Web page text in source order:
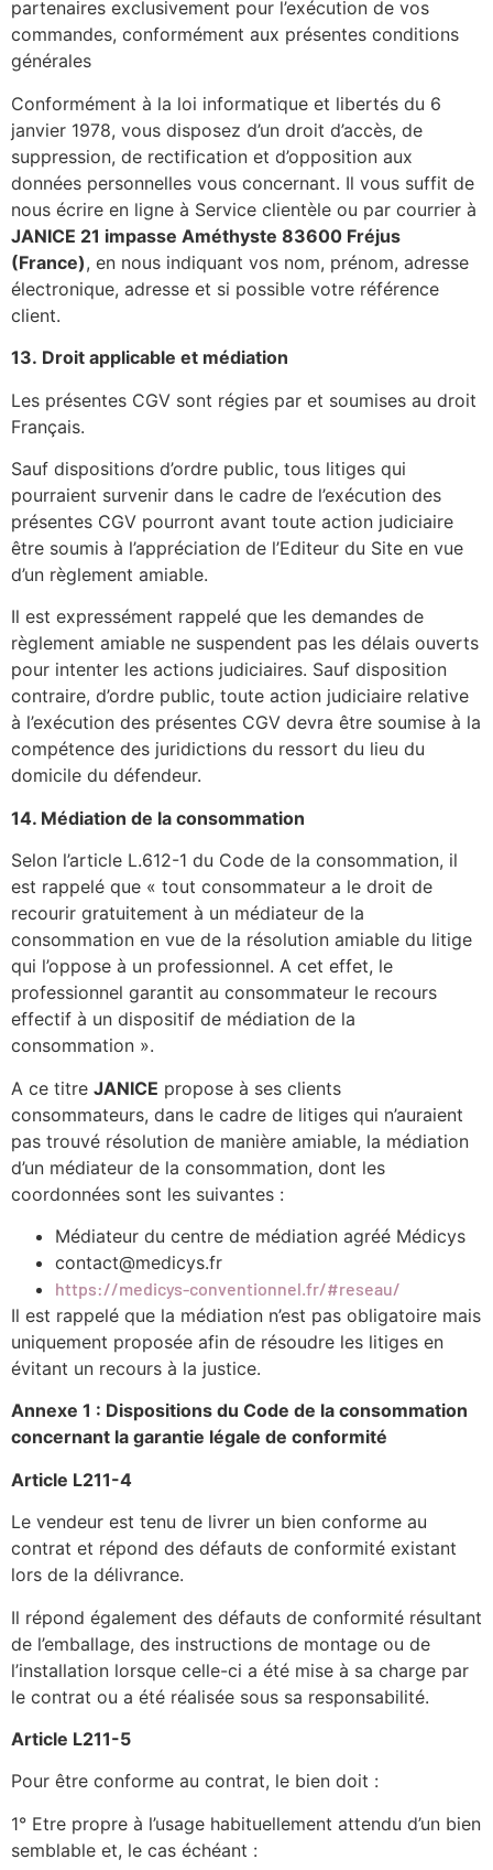
partenaires exclusivement pour l’exécution de vos
commandes, conformément aux présentes conditions
générales
Conformément à la loi informatique et libertés du 6
janvier 1978, vous disposez d’un droit d’accès, de
suppression, de rectification et d’opposition aux
données personnelles vous concernant. Il vous suffit de
nous écrire en ligne à Service clientèle ou par courrier à
JANICE 21 impasse Améthyste 83600 Fréjus
(France), en nous indiquant vos nom, prénom, adresse
électronique, adresse et si possible votre référence
client.
13. Droit applicable et médiation
Les présentes CGV sont régies par et soumises au droit
Français.
Sauf dispositions d’ordre public, tous litiges qui
pourraient survenir dans le cadre de l’exécution des
présentes CGV pourront avant toute action judiciaire
être soumis à l’appréciation de l’Editeur du Site en vue
d’un règlement amiable.
Il est expressément rappelé que les demandes de
règlement amiable ne suspendent pas les délais ouverts
pour intenter les actions judiciaires. Sauf disposition
contraire, d’ordre public, toute action judiciaire relative
à l’exécution des présentes CGV devra être soumise à la
compétence des juridictions du ressort du lieu du
domicile du défendeur.
14. Médiation de la consommation
Selon l’article L.612-1 du Code de la consommation, il
est rappelé que « tout consommateur a le droit de
recourir gratuitement à un médiateur de la
consommation en vue de la résolution amiable du litige
qui l’oppose à un professionnel. A cet effet, le
professionnel garantit au consommateur le recours
effectif à un dispositif de médiation de la
consommation ».
A ce titre JANICE propose à ses clients
consommateurs, dans le cadre de litiges qui n’auraient
pas trouvé résolution de manière amiable, la médiation
d’un médiateur de la consommation, dont les
coordonnées sont les suivantes :
Médiateur du centre de médiation agréé Médicys
contact@medicys.fr
https://medicys-conventionnel.fr/#reseau/
Il est rappelé que la médiation n’est pas obligatoire mais
uniquement proposée afin de résoudre les litiges en
évitant un recours à la justice.
Annexe 1 : Dispositions du Code de la consommation
concernant la garantie légale de conformité
Article L211-4
Le vendeur est tenu de livrer un bien conforme au
contrat et répond des défauts de conformité existant
lors de la délivrance.
Il répond également des défauts de conformité résultant
de l’emballage, des instructions de montage ou de
l’installation lorsque celle-ci a été mise à sa charge par
le contrat ou a été réalisée sous sa responsabilité.
Article L211-5
Pour être conforme au contrat, le bien doit :
1° Etre propre à l’usage habituellement attendu d’un bien
semblable et, le cas échéant :